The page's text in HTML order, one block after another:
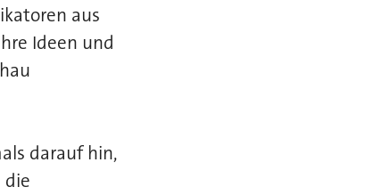
aus
Ideen und
darauf hin,
die